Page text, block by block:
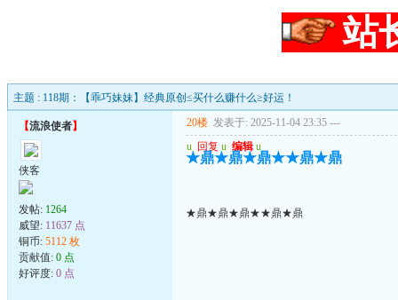
站
主题 : 118期：【乖巧妹妹】经典原创≤买什么赚什么≥好运！
【流浪使者】
侠客
发帖: 1264
威望: 11637 点
铜币: 5112 枚
贡献值: 0 点
好评度: 0 点
20楼 发表于: 2025-11-04 23:35 ---
u 回复 u 编辑 u
★鼎★鼎★鼎★★鼎★鼎
★鼎★鼎★鼎★★鼎★鼎